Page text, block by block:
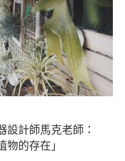
設計師馬克老師：
物的存在」